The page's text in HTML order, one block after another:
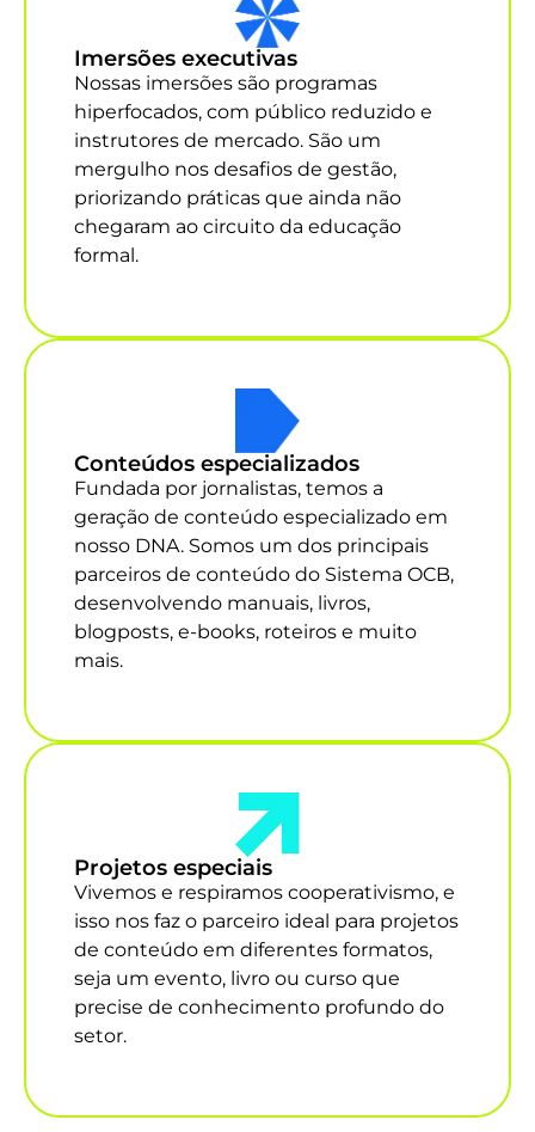
Imersões executivas
Nossas imersões são programas
hiperfocados, com público reduzido e
instrutores de mercado. São um
mergulho nos desafios de gestão,
priorizando práticas que ainda não
chegaram ao circuito da educação
formal.
Conteúdos especializados
Fundada por jornalistas, temos a
geração de conteúdo especializado em
nosso DNA. Somos um dos principais
parceiros de conteúdo do Sistema OCB,
desenvolvendo manuais, livros,
blogposts, e-books, roteiros e muito
mais.
Projetos especiais
Vivemos e respiramos cooperativismo, e
isso nos faz o parceiro ideal para projetos
de conteúdo em diferentes formatos,
seja um evento, livro ou curso que
precise de conhecimento profundo do
setor.